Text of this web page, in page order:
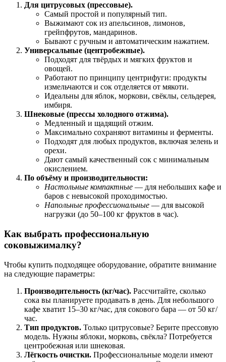
Для цитрусовых (прессовые).
Самый простой и популярный тип.
Выжимают сок из апельсинов, лимонов,
грейпфрутов, мандаринов.
Бывают с ручным и автоматическим нажатием.
Универсальные (центробежные).
Подходят для твёрдых и мягких фруктов и
овощей.
Работают по принципу центрифуги: продукты
измельчаются и сок отделяется от мякоти.
Идеальны для яблок, моркови, свёклы, сельдерея,
имбиря.
Шнековые (прессы холодного отжима).
Медленный и щадящий отжим.
Максимально сохраняют витамины и ферменты.
Подходят для любых продуктов, включая зелень и
орехи.
Дают самый качественный сок с минимальным
окислением.
По объёму и производительности:
Настольные компактные — для небольших кафе и
баров с невысокой проходимостью.
Напольные профессиональные — для высокой
нагрузки (до 50–100 кг фруктов в час).
Как выбрать профессиональную
соковыжималку?
Чтобы купить подходящее оборудование, обратите внимание
на следующие параметры:
Производительность (кг/час). Рассчитайте, сколько
сока вы планируете продавать в день. Для небольшого
кафе хватит 15–30 кг/час, для сокового бара — от 50 кг/
час.
Тип продуктов. Только цитрусовые? Берите прессовую
модель. Нужны яблоки, морковь, свёкла? Потребуется
центробежная или шнековая.
Лёгкость очистки. Профессиональные модели имеют